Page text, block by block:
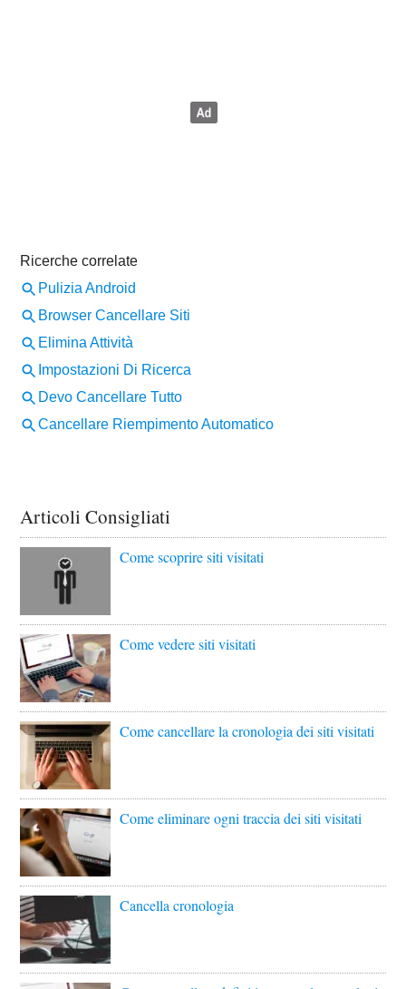
Articoli Consigliati
Come scoprire siti visitati
Come vedere siti visitati
Come cancellare la cronologia dei siti visitati
Come eliminare ogni traccia dei siti visitati
Cancella cronologia